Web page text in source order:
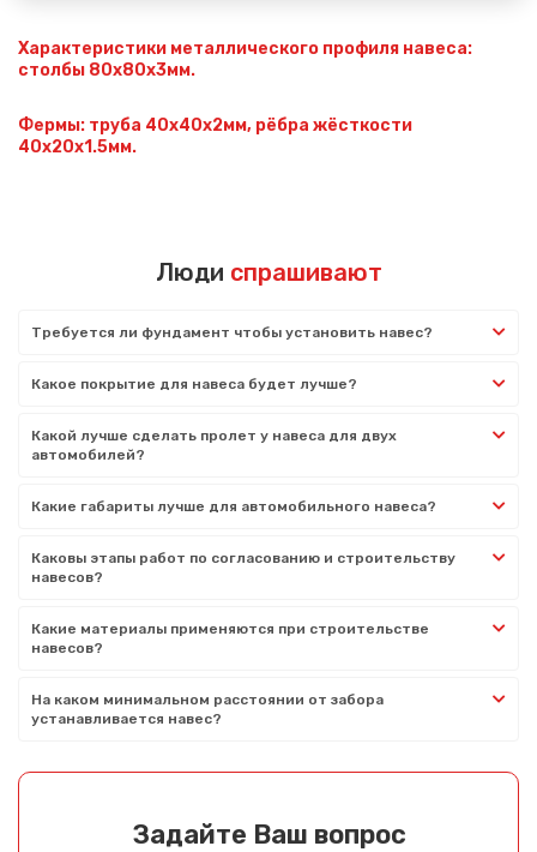
Характеристики металлического профиля навеса:
столбы 80х80х3мм.
Фермы: труба 40х40х2мм, рёбра жёсткости
40х20х1.5мм.
Люди спрашивают
Требуется ли фундамент чтобы установить навес?
Какое покрытие для навеса будет лучше?
Какой лучше сделать пролет у навеса для двух
автомобилей?
Какие габариты лучше для автомобильного навеса?
Каковы этапы работ по согласованию и строительству
навесов?
Какие материалы применяются при строительстве
навесов?
На каком минимальном расстоянии от забора
устанавливается навес?
Задайте Ваш вопрос